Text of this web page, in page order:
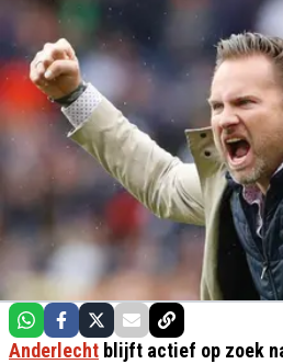
Anderlecht blijft actief op zoek